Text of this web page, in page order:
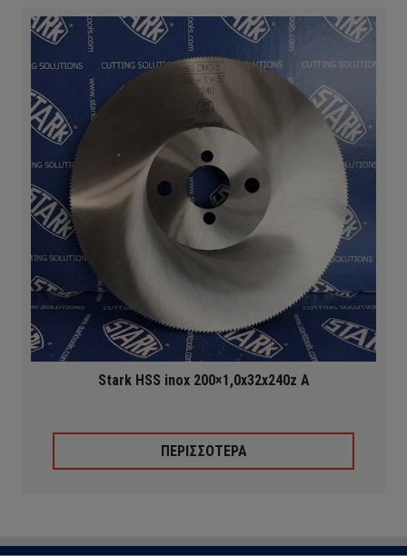
Stark HSS inox 200×1,0x32x240z A
ΠΕΡΙΣΣΟΤΕΡΑ